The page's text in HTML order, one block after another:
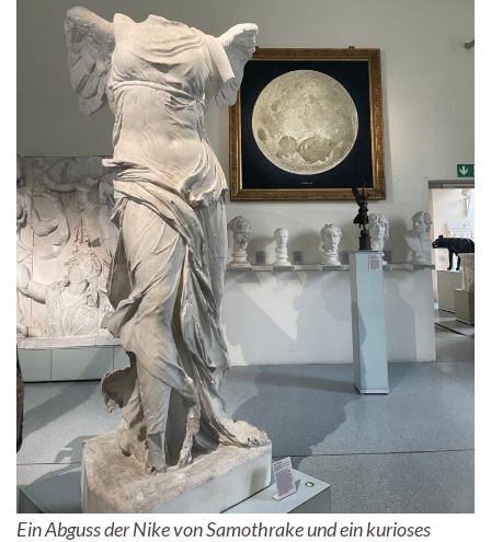
Ein Abguss der Nike von Samothrake und ein kurioses